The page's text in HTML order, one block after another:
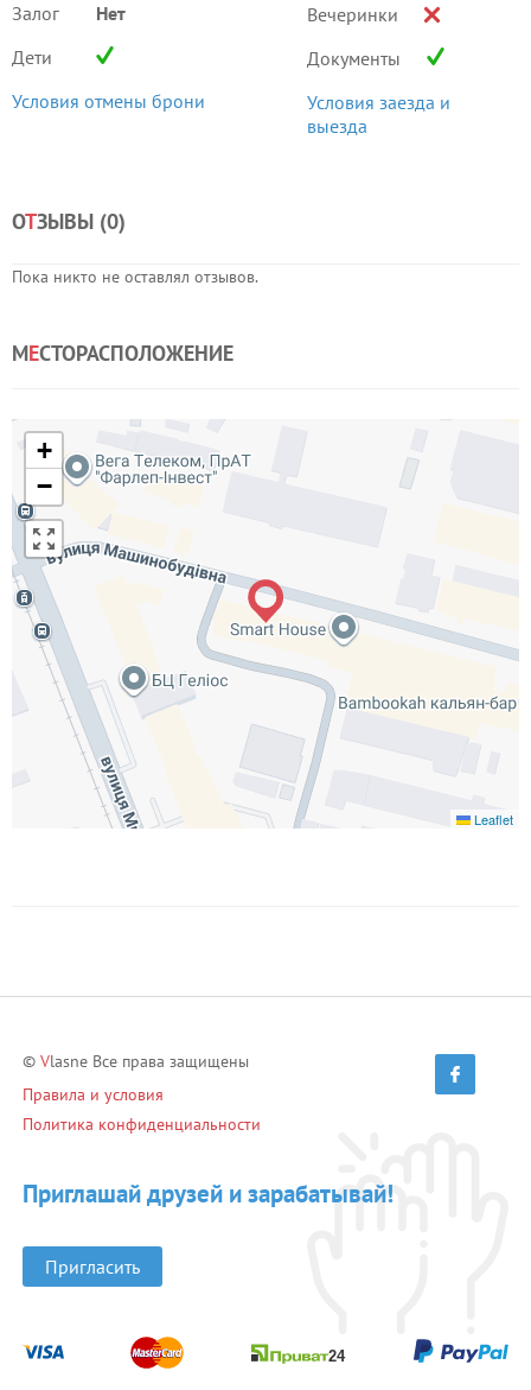
Залог
Нет
Дети
Условия отмены брони
Вечеринки
Документы
Условия заезда и
выезда
ОТЗЫВЫ (0)
Пока никто не оставлял отзывов.
МЕСТОРАСПОЛОЖЕНИЕ
+
−
Leaflet
© Vlasne Все права защищены
Правила и условия
Политика конфиденциальности
Приглашай друзей и зарабатывай!
Пригласить